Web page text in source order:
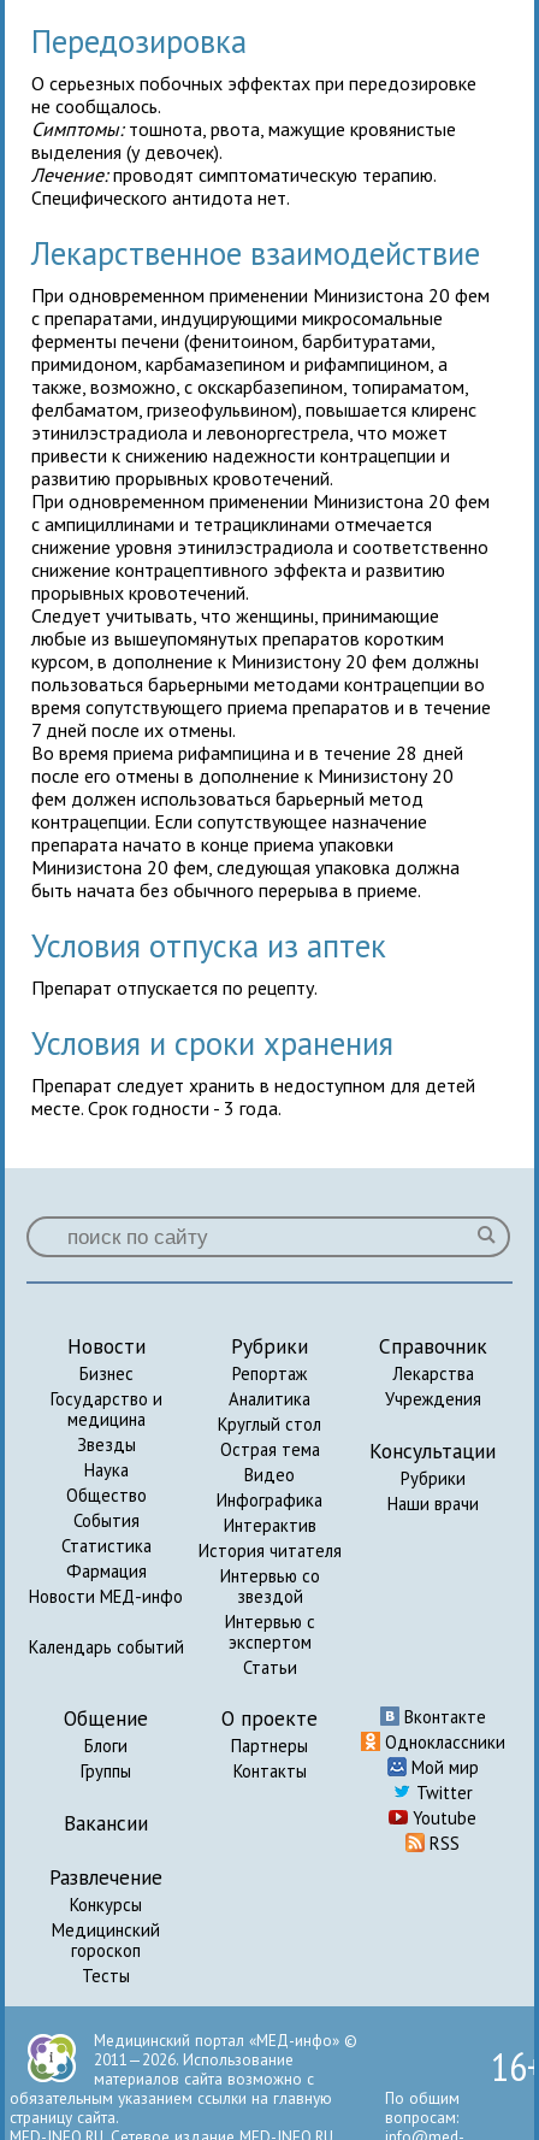
Передозировка
О серьезных побочных эффектах при передозировке
не сообщалось.
Симптомы:тошнота, рвота, мажущие кровянистые
выделения (у девочек).
Лечение:проводят симптоматическую терапию.
Специфического антидота нет.
Лекарственное взаимодействие
При одновременном применении Минизистона 20 фем
с препаратами, индуцирующими микросомальные
ферменты печени (фенитоином, барбитуратами,
примидоном, карбамазепином и рифампицином, а
также, возможно, с окскарбазепином, топираматом,
фелбаматом, гризеофульвином), повышается клиренс
этинилэстрадиола и левоноргестрела, что может
привести к снижению надежности контрацепции и
развитию прорывных кровотечений.
При одновременном применении Минизистона 20 фем
с ампициллинами и тетрациклинами отмечается
снижение уровня этинилэстрадиола и соответственно
снижение контрацептивного эффекта и развитию
прорывных кровотечений.
Следует учитывать, что женщины, принимающие
любые из вышеупомянутых препаратов коротким
курсом, в дополнение к Минизистону 20 фем должны
пользоваться барьерными методами контрацепции во
время сопутствующего приема препаратов и в течение
7 дней после их отмены.
Во время приема рифампицина и в течение 28 дней
после его отмены в дополнение к Минизистону 20
фем должен использоваться барьерный метод
контрацепции. Если сопутствующее назначение
препарата начато в конце приема упаковки
Минизистона 20 фем, следующая упаковка должна
быть начата без обычного перерыва в приеме.
Условия отпуска из аптек
Препарат отпускается по рецепту.
Условия и сроки хранения
Препарат следует хранить в недоступном для детей
месте. Срок годности - 3 года.
Новости
Бизнес
Государство и
медицина
Звезды
Наука
Общество
События
Статистика
Фармация
Новости МЕД-инфо
Календарь событий
Рубрики
Репортаж
Аналитика
Круглый стол
Острая тема
Видео
Инфографика
Интерактив
История читателя
Интервью со
звездой
Интервью с
экспертом
Статьи
Справочник
Лекарства
Учреждения
Консультации
Рубрики
Наши врачи
Общение
Блоги
Группы
Вакансии
Развлечение
Конкурсы
Медицинский
гороскоп
Тесты
О проекте
Партнеры
Контакты
Вконтакте
Одноклассники
Мой мир
Twitter
Youtube
RSS
Медицинский портал «МЕД-инфо» ©
2011—2026. Использование
материалов сайта возможно с
обязательным указанием ссылки на главную
страницу сайта.
По общим
вопросам: